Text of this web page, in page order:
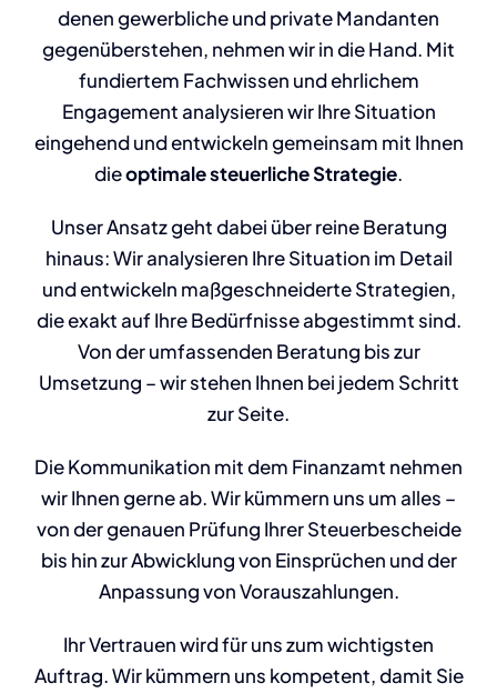
denen gewerbliche und private Mandanten
gegenüberstehen, nehmen wir in die Hand. Mit
fundiertem Fachwissen und ehrlichem
Engagement analysieren wir Ihre Situation
eingehend und entwickeln gemeinsam mit Ihnen
dieoptimale steuerliche Strategie.
Unser Ansatz geht dabei über reine Beratung
hinaus: Wir analysieren Ihre Situation im Detail
und entwickeln maßgeschneiderte Strategien,
die exakt auf Ihre Bedürfnisse abgestimmt sind.
Von der umfassenden Beratung bis zur
Umsetzung – wir stehen Ihnen bei jedem Schritt
zur Seite.
Die Kommunikation mit dem Finanzamt nehmen
wir Ihnen gerne ab. Wir kümmern uns um alles –
von der genauen Prüfung Ihrer Steuerbescheide
bis hin zur Abwicklung von Einsprüchen und der
Anpassung von Vorauszahlungen.
Ihr Vertrauen wird für uns zum wichtigsten
Auftrag. Wir kümmern uns kompetent, damit Sie